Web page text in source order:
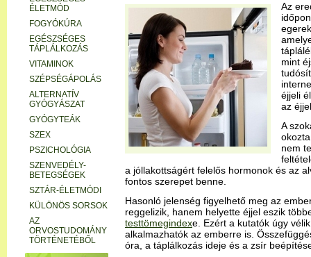
NYÁRI EGÉSZSÉG
Vérnyomás
Térdfájdalom
BETEGSÉGEK
BABA-MAMA
EGÉSZSÉGES
ÉLETMÓD
FOGYÓKÚRA
EGÉSZSÉGES
TÁPLÁLKOZÁS
VITAMINOK
SZÉPSÉGÁPOLÁS
ALTERNATÍV
GYÓGYÁSZAT
GYÓGYTEÁK
SZEX
Az
mint
éjjeli
az
A
nem
a jóllakottságért felelős hormonok és az
fontos szerepet benne.
Hasonló jelenség figyelhető meg az
reggelizik, hanem helyette éjjel eszik
testtömegindexe. Ezért a kutatók úgy
alkalmazhatók az emberre is.
óra, a táplálkozás ideje és a zsír